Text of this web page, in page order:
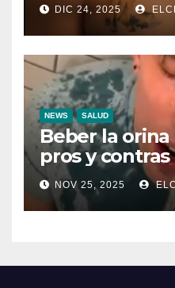
DIC 24, 2025
NEWS SALUD
Beber la
pros y contras
NOV 25, 2025